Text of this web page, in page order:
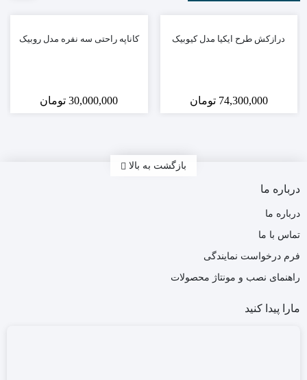
درازکش طرح ایکیا مدل کیوبیک
74,300,000 تومان
کاناپه راحتی سه نفره مدل روبیک
30,000,000 تومان
بازگشت به بالا
درباره ما
درباره ما
تماس با ما
فرم درخواست نمایندگی
راهنمای نصب و مونتاژ محصولات
مارا پیدا کنید